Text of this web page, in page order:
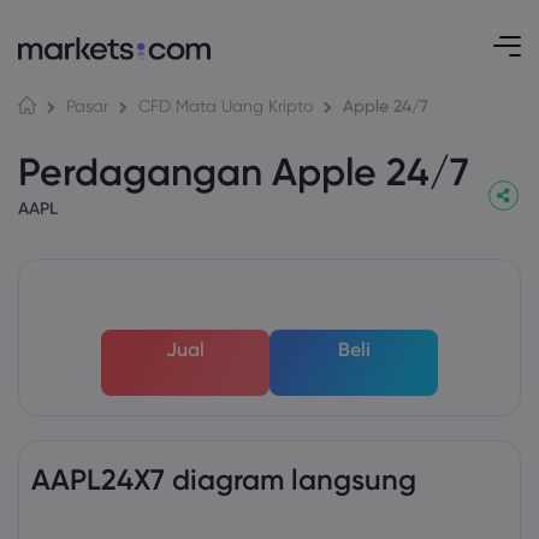
Pasar CFD Mata Uang Kripto Apple 24/7
Perdagangan Apple 24/7
AAPL
Jual Beli
AAPL24X7 diagram langsung